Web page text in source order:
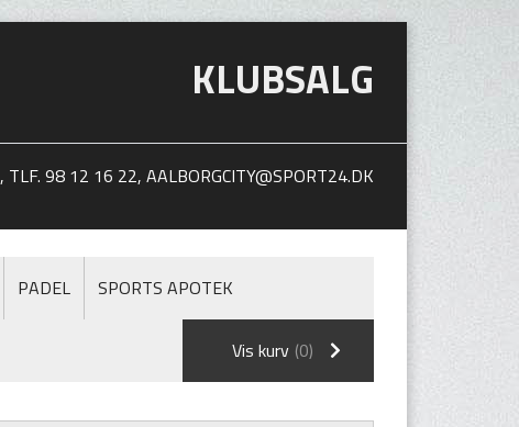
KLUBSALG
TLF. 98 12 16 22, AALBORGCITY@SPORT24.DK
PADEL SPORTS APOTEK
Vis kurv (0)